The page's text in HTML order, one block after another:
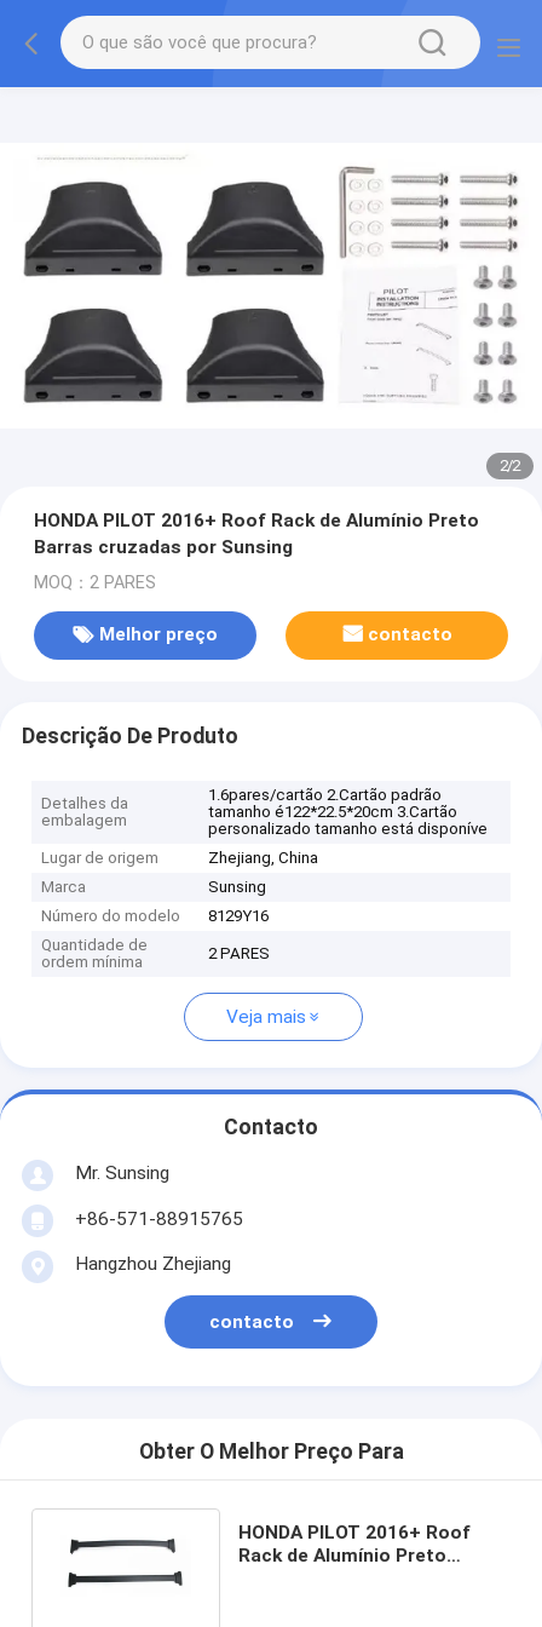
2/2
HONDA PILOT 2016+ Roof Rack de Alumínio Preto
Barras cruzadas por Sunsing
MOQ：2 PARES
Melhor preço contacto
Descrição De Produto
Detalhes da
embalagem
1.6pares/cartão 2.Cartão padrão
tamanho é122*22.5*20cm 3.Cartão
personalizado tamanho está disponíve
Lugar de origem
Zhejiang, China
Marca
Sunsing
Número do modelo
8129Y16
Quantidade de
ordem mínima
2 PARES
Veja mais
Contacto
Mr. Sunsing
+86-571-88915765
Hangzhou Zhejiang
contacto
Obter O Melhor Preço Para
HONDA PILOT 2016+ Roof
Rack de Alumínio Preto